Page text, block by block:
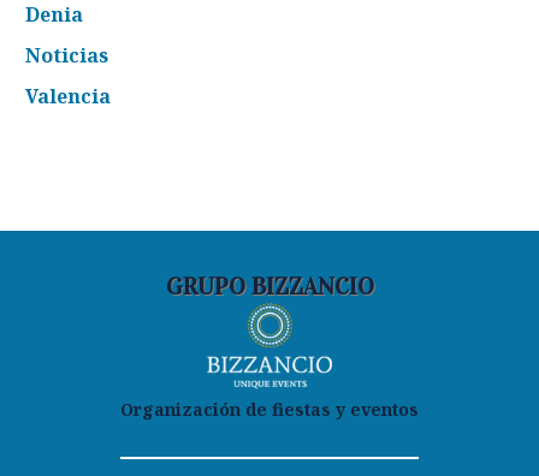
Denia
Noticias
Valencia
GRUPO BIZZANCIO
Organización de fiestas y eventos